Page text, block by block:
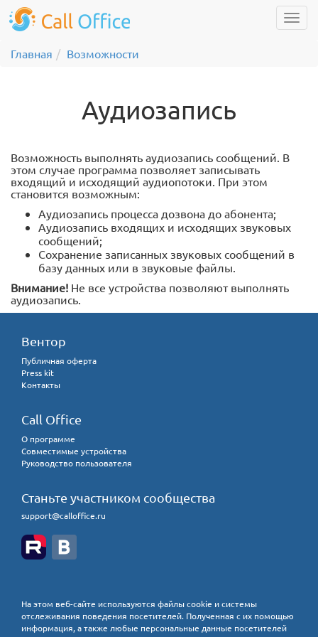
Главная Возможности
Аудиозапись
Возможность выполнять аудиозапись сообщений. В
этом случае программа позволяет записывать
входящий и исходящий аудиопотоки. При этом
становится возможным:
Аудиозапись процесса дозвона до абонента;
Аудиозапись входящих и исходящих звуковых
сообщений;
Сохранение записанных звуковых сообщений в
базу данных или в звуковые файлы.
Внимание! Не все устройства позволяют выполнять
аудиозапись.
Вентор
Публичная оферта
Press kit
Контакты
Call Office
О программе
Совместимые устройства
Руководство пользователя
Станьте участником сообщества
support@calloffice.ru
На этом веб-сайте используются файлы cookie и системы
отслеживания поведения посетителей. Полученная с их помощью
информация, а также любые персональные данные посетителей